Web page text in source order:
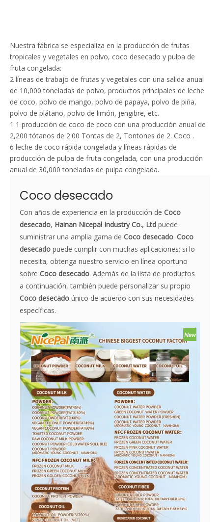
Nuestra fábrica se especializa en la producción de frutas
tropicales y vegetales en polvo, coco desecado y pulpa de
fruta congelada:
2 líneas de trabajo de frutas y vegetales con una salida anual
de 10,000 toneladas de polvo, productos principales de leche
de coco, polvo de mango, polvo de papaya, polvo de piña,
polvo de plátano, polvo de limón, jengibre, etc.
1 1 producción de coco de coco con una producción anual de
2,200 tótanos de 2.00 Tontas de 2, Tontones de 2. Coco .
6 leche de coco rápida congelada y líneas rápidas de
producción de pulpa de fruta congelada, con una producción
anual de 30,000 toneladas de pulpa congelada.
Coco desecado
Con años de experiencia en la producción de Coco
desecado, Hainan Nicepal Industry Co., Ltd puede
suministrar una amplia gama de Coco desecado. Coco
desecado puede cumplir con muchas aplicaciones; si lo
necesita, obtenga nuestro servicio en línea oportuno
sobre Coco desecado. Además de la lista de productos
a continuación, también puede personalizar su propio
Coco desecado único de acuerdo con sus necesidades
específicas.